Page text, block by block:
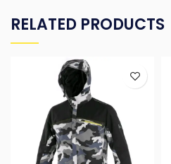
RELATED PRODUCTS